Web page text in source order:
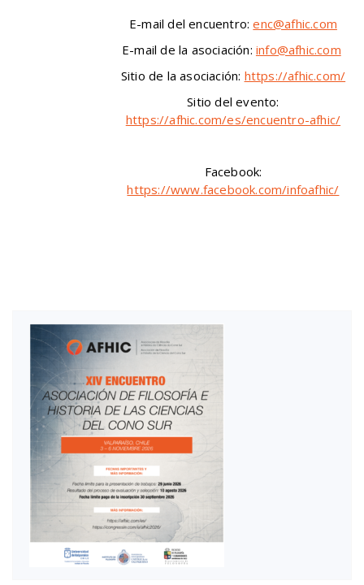
E-mail del encuentro:enc@afhic.com
E-mail de la asociación: info@afhic.com
Sitio de la asociación: https://afhic.com/
Sitio del evento:
https://afhic.com/es/encuentro-afhic/
Facebook:
https://www.facebook.com/infoafhic/